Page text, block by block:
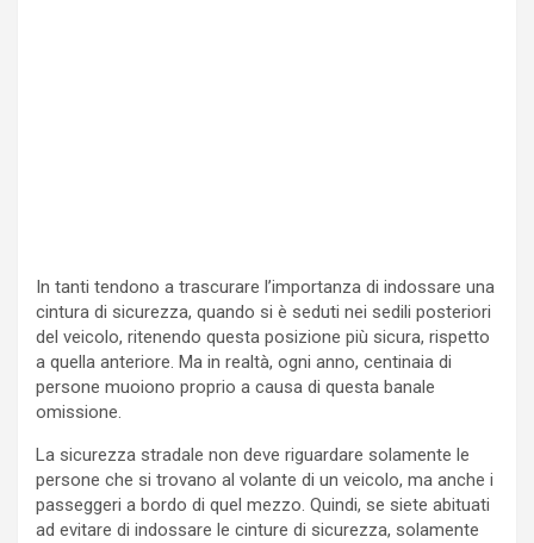
In tanti tendono a trascurare l’importanza di indossare una
cintura di sicurezza, quando si è seduti nei sedili posteriori
del veicolo, ritenendo questa posizione più sicura, rispetto
a quella anteriore. Ma in realtà, ogni anno, centinaia di
persone muoiono proprio a causa di questa banale
omissione.
La sicurezza stradale non deve riguardare solamente le
persone che si trovano al volante di un veicolo, ma anche i
passeggeri a bordo di quel mezzo. Quindi, se siete abituati
ad evitare di indossare le cinture di sicurezza, solamente